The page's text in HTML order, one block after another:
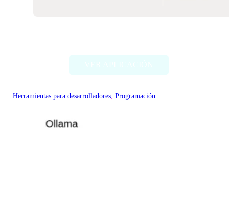
Herramientas para desarrolladores, Programación